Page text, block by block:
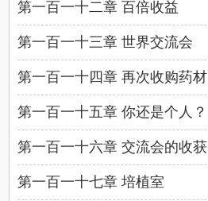
第一百一十二章 百倍收益
第一百一十三章 世界交流会
第一百一十四章 再次收购药材
第一百一十五章 你还是个人？
第一百一十六章 交流会的收获
第一百一十七章 培植室